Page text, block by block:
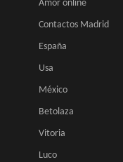
Amor online
Contactos Madrid
España
Usa
México
Betolaza
Vitoria
Luco